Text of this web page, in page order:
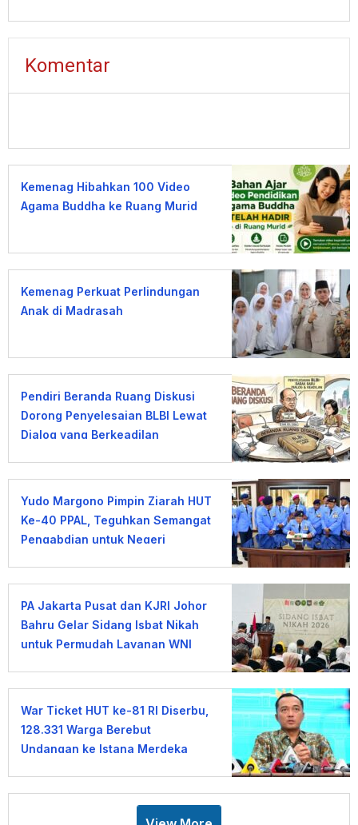
Komentar
Kemenag Hibahkan 100 Video
Agama Buddha ke Ruang Murid
Kemenag Perkuat Perlindungan
Anak di Madrasah
Pendiri Beranda Ruang Diskusi
Dorong Penyelesaian BLBI Lewat
Dialog yang Berkeadilan
Yudo Margono Pimpin Ziarah HUT
Ke-40 PPAL, Teguhkan Semangat
Pengabdian untuk Negeri
PA Jakarta Pusat dan KJRI Johor
Bahru Gelar Sidang Isbat Nikah
untuk Permudah Layanan WNI
War Ticket HUT ke-81 RI Diserbu,
128.331 Warga Berebut
Undangan ke Istana Merdeka